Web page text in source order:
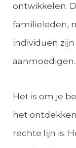
ontwikkelen.
familieleden,
individuen
aanmoedigen.
Het is om je
het
rechte lijn is.